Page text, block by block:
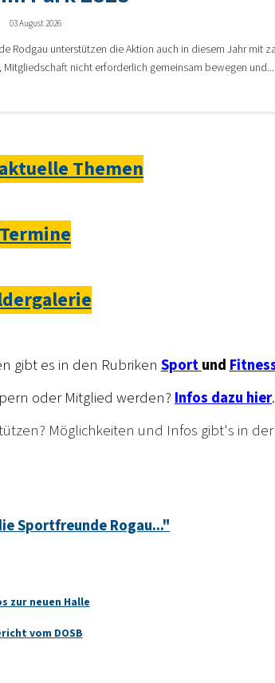
03 August 2026
Rodgau unterstützen die Aktion auch in diesem Jahr mit
nicht erforderlich gemeinsam bewegen und...
Themen
Termine
gibt es in den Rubriken Sportund
oder Mitglied werden?Infos dazu hier.
Möglichkeiten und Infos gibt's in
Sportfreunde Rogau..."
zur neuen Halle
vom DOSB